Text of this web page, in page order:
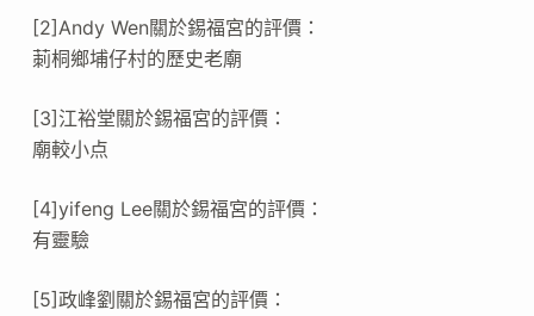
[2]Andy Wen關於錫福宮的評價：
莿桐鄉埔仔村的歷史老廟
[3]江裕堂關於錫福宮的評價：
廟較小点
[4]yifeng Lee關於錫福宮的評價：
有靈驗
[5]政峰劉關於錫福宮的評價：